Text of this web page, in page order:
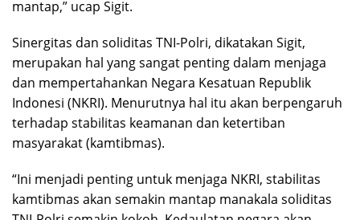
mantap,” ucap Sigit.
Sinergitas dan soliditas TNI-Polri, dikatakan Sigit,
merupakan hal yang sangat penting dalam menjaga
dan mempertahankan Negara Kesatuan Republik
Indonesi (NKRI). Menurutnya hal itu akan berpengaruh
terhadap stabilitas keamanan dan ketertiban
masyarakat (kamtibmas).
“Ini menjadi penting untuk menjaga NKRI, stabilitas
kamtibmas akan semakin mantap manakala soliditas